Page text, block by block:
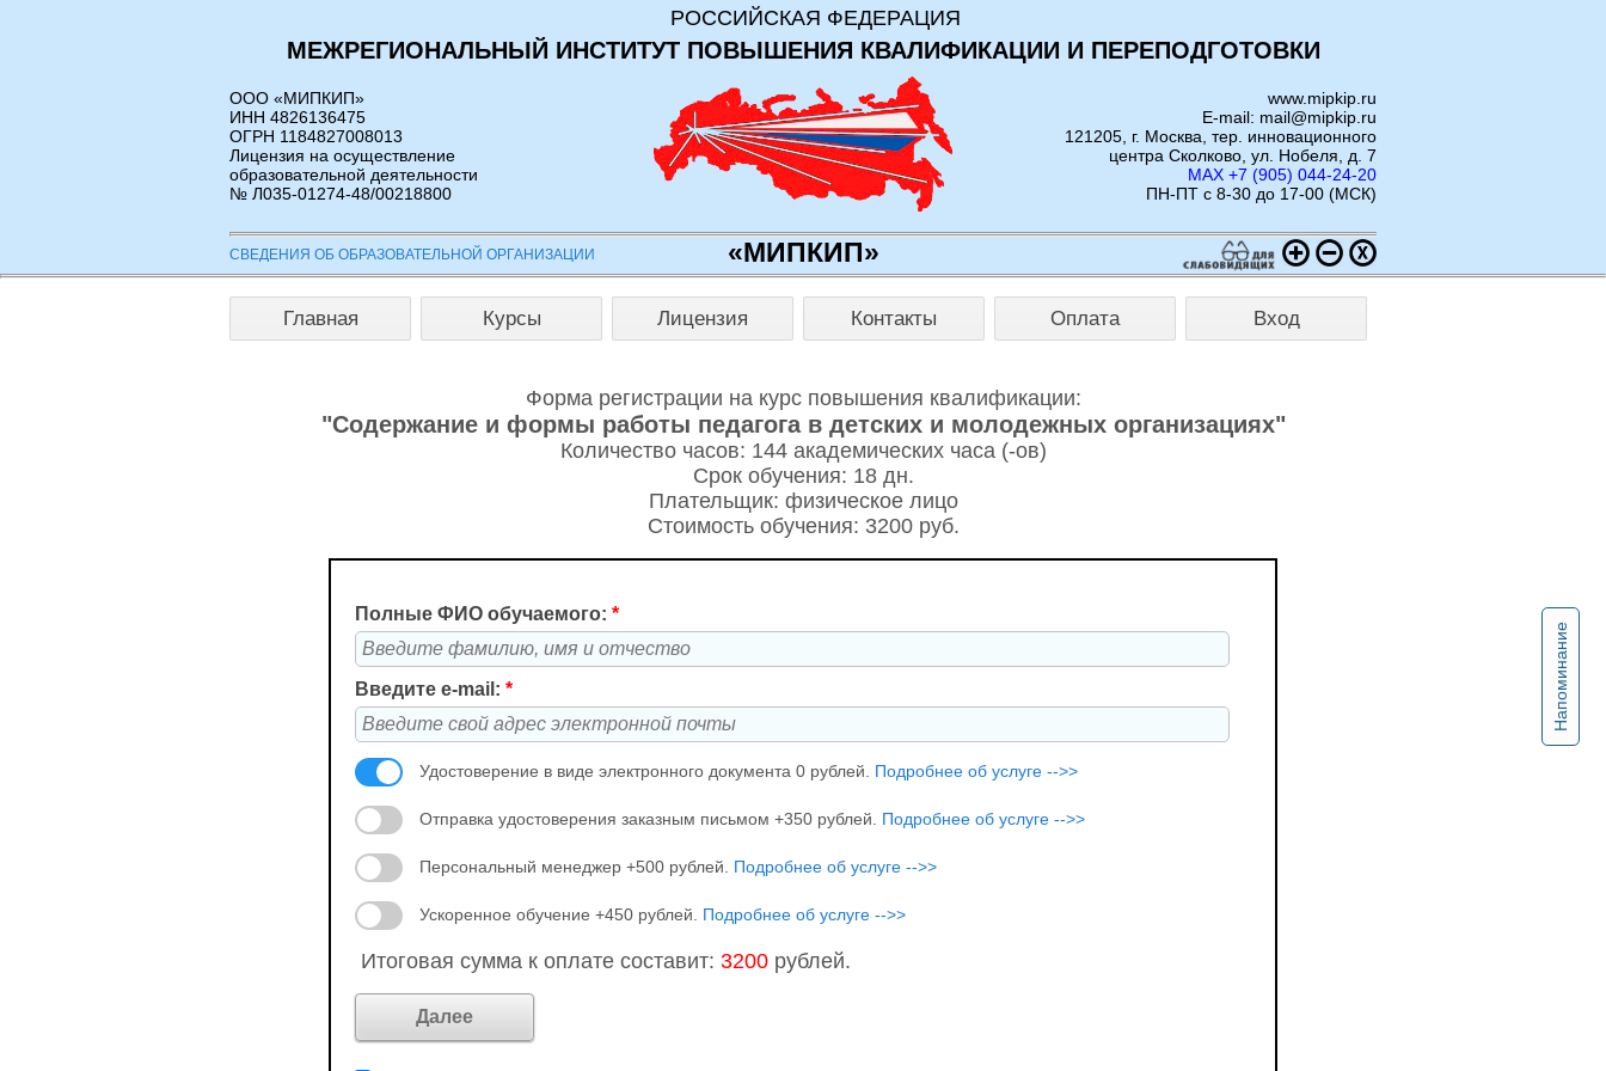
РОССИЙСКАЯ ФЕДЕРАЦИЯ
МЕЖРЕГИОНАЛЬНЫЙ ИНСТИТУТ ПОВЫШЕНИЯ КВАЛИФИКАЦИИ И ПЕРЕПОДГОТОВКИ
ООО «МИПКИП»
ИНН 4826136475
ОГРН 1184827008013
Лицензия на осуществление
образовательной деятельности
№ Л035-01274-48/00218800
www.mipkip.ru
E-mail: mail@mipkip.ru
121205, г. Москва, тер. инновационного
центра Сколково, ул. Нобеля, д. 7
MAX +7 (905) 044-24-20
ПН-ПТ с 8-30 до 17-00 (МСК)
СВЕДЕНИЯ ОБ ОБРАЗОВАТЕЛЬНОЙ ОРГАНИЗАЦИИ «МИПКИП»
Главная Курсы Лицензия Контакты Оплата Вход
Напоминание
Форма регистрации на курс повышения квалификации:
"Содержание и формы работы педагога в детских и молодежных организациях"
Количество часов: 144 академических часа (-ов)
Срок обучения: 18 дн.
Плательщик: физическое лицо
Стоимость обучения: 3200 руб.
Полные ФИО обучаемого: *
Введите e-mail: *
Удостоверение в виде электронного документа 0 рублей. Подробнее об услуге -->>
Отправка удостоверения заказным письмом +350 рублей. Подробнее об услуге -->>
Персональный менеджер +500 рублей. Подробнее об услуге -->>
Ускоренное обучение +450 рублей. Подробнее об услуге -->>
Итоговая сумма к оплате составит: 3200 рублей.